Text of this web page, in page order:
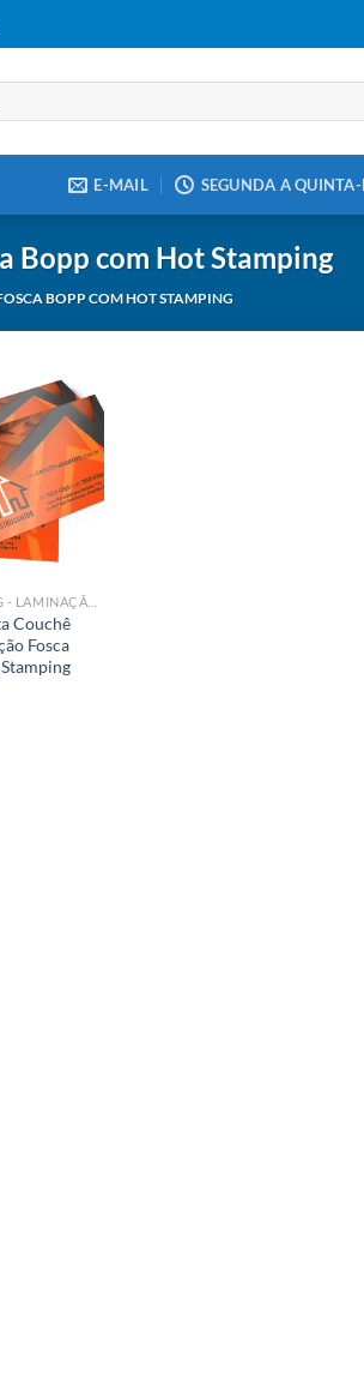
E-MAIL SEGUNDA A
Bopp com Hot Stamping
BOPP COM HOT STAMPING
Add to
wishlist
Couchê
Fosca